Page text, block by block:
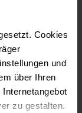
Cookies
und
über Ihren
zu gestalten.